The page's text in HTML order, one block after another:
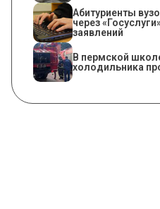
Абитуриенты
через
заявлений
​В пермской
холодильника